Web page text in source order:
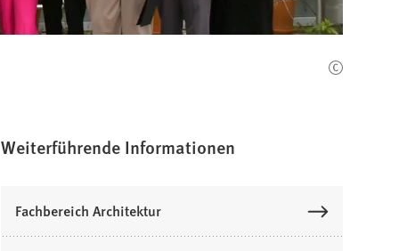
Weiterführende Informationen
Fachbereich Architektur